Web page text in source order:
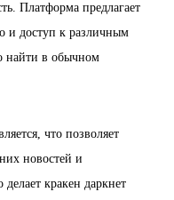
Платформа предлагает
и доступ к различным
найти в обычном
что позволяет
новостей и
кракен даркнет